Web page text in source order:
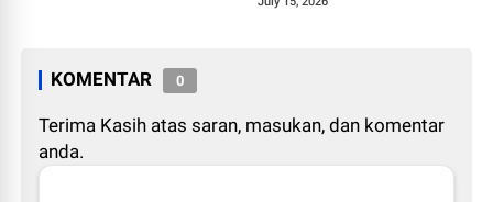
KOMENTAR 0
Terima Kasih atas saran, masukan, dan komentar
anda.